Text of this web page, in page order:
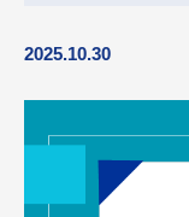
2025.10.30